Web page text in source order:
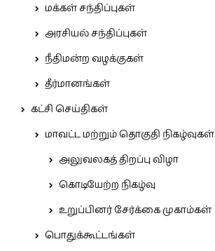
மக்கள் சந்திப்புகள்
அரசியல் சந்திப்புகள்
நீதிமன்ற வழக்குகள்
தீர்மானங்கள்
கட்சி செய்திகள்
மாவட்ட மற்றும் தொகுதி நிகழ்வுகள்
அலுவலகத் திறப்பு விழா
கொடியேற்ற நிகழ்வு
உறுப்பினர் சேர்க்கை முகாம்கள்
பொதுக்கூட்டங்கள்